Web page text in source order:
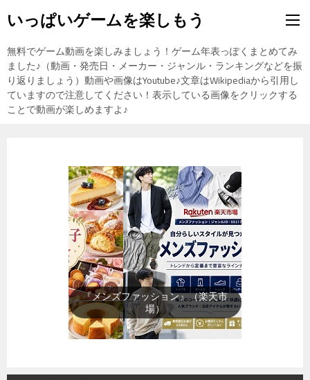
いっぱいゲームを楽しもう
無料でゲーム動画を楽しみましょう！ゲーム年表っぽくまとめてみ
ました♪（動画・発売日・メーカー・ジャンル・ランキングなどを振
り返りましょう）動画や画像はYoutube♪文章はWikipediaから引用し
ていますので注意してください！表示している画像をクリックする
ことで動画が楽しめますよ♪
『メンズファッション』（楽天市
場）